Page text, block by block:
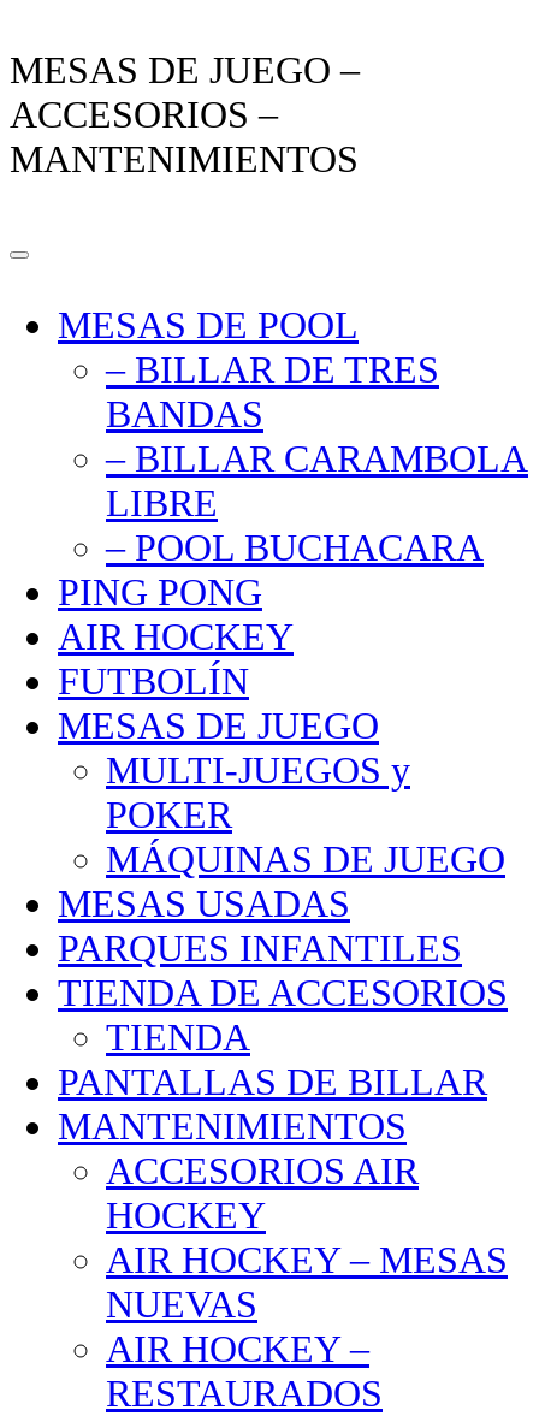
MESAS DE JUEGO –
ACCESORIOS –
MANTENIMIENTOS
MESAS DE POOL
– BILLAR DE TRES
BANDAS
– BILLAR CARAMBOLA
LIBRE
– POOL BUCHACARA
PING PONG
AIR HOCKEY
FUTBOLÍN
MESAS DE JUEGO
MULTI-JUEGOS y
POKER
MÁQUINAS DE JUEGO
MESAS USADAS
PARQUES INFANTILES
TIENDA DE ACCESORIOS
TIENDA
PANTALLAS DE BILLAR
MANTENIMIENTOS
ACCESORIOS AIR
HOCKEY
AIR HOCKEY – MESAS
NUEVAS
AIR HOCKEY –
RESTAURADOS